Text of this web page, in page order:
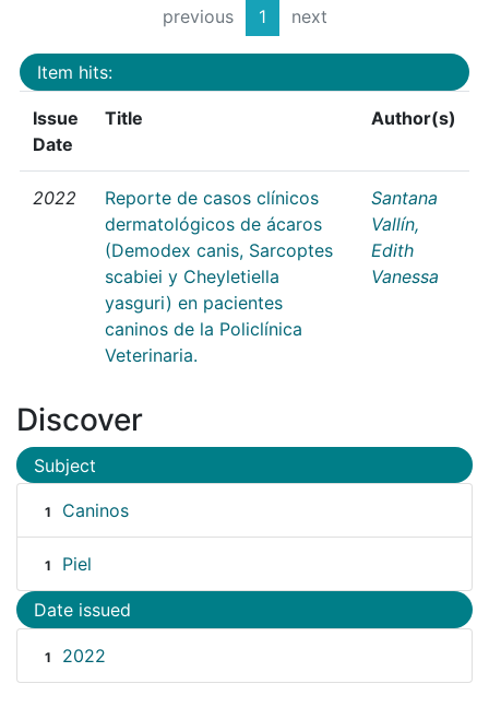
previous 1 next
Item hits:
Issue
Date
Title Author(s)
2022
Reporte de casos clínicos
dermatológicos de ácaros
(Demodex canis, Sarcoptes
scabiei y Cheyletiella
yasguri) en pacientes
caninos de la Policlínica
Veterinaria.
Santana
Vallín,
Edith
Vanessa
Discover
Subject
1 Caninos
1 Piel
Date issued
1 2022